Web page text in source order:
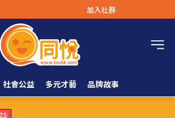
加入社群
社會公益 多元才藝 品牌故事